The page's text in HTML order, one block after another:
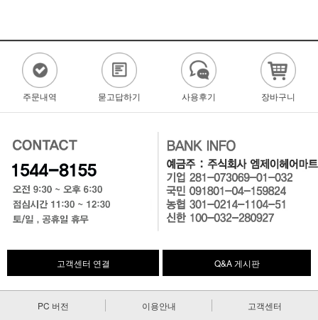
주문내역 묻고답하기 사용후기 장바구니
고객센터 연결 Q&A 게시판
PC 버전 이용안내 고객센터